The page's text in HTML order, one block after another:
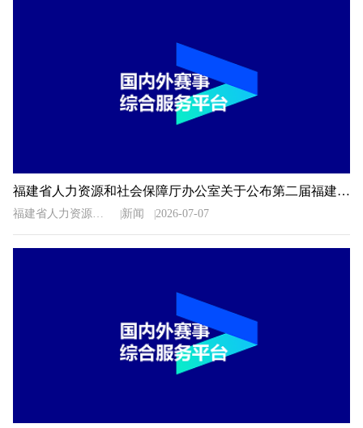
福建省人力资源和社会保障厅办公室关于公布第二届福建省“青春之歌”创业创新大赛获奖名单的通知
福建省人力资源和社会保障厅办公室 新闻 2026-07-07